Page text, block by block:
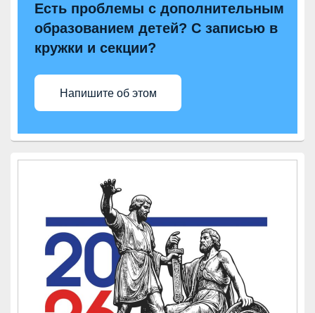
Есть проблемы с дополнительным
образованием детей? С записью в
кружки и секции?
Напишите об этом